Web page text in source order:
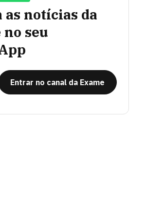
as notícias da
seu
Entrar no canal da Exame